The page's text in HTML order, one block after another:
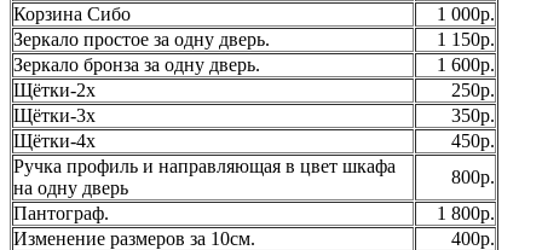
Корзина Сибо
1 000р.
Зеркало простое за одну дверь.
1 150р.
Зеркало бронза за одну дверь.
1 600р.
Щётки-2х
250р.
Щётки-3х
350р.
Щётки-4х
450р.
Ручка профиль и направляющая в цвет шкафа
на одну дверь
800р.
Пантограф.
1 800р.
Изменение размеров за 10см.
400р.